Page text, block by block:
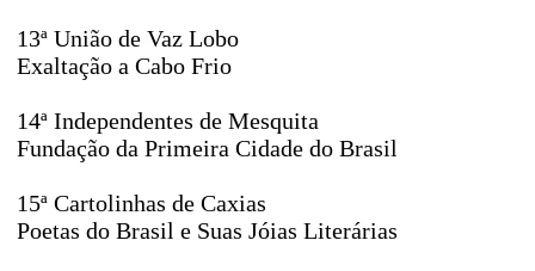
13ª União de Vaz Lobo
Exaltação a Cabo Frio
14ª Independentes de Mesquita
Fundação da Primeira Cidade do Brasil
15ª Cartolinhas de Caxias
Poetas do Brasil e Suas Jóias Literárias